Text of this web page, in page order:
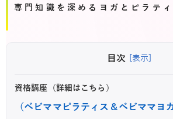
専門知識を深めるヨガとピラティ
目次 [表示]
資格講座（詳細はこちら）
（ベビママピラティス＆ベビママヨ